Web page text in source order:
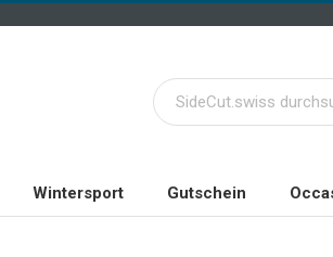
Wintersport Gutschein